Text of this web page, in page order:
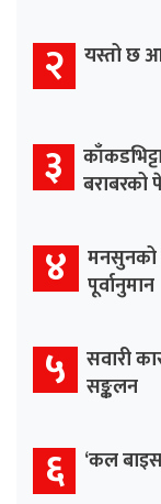
२ यस्तो छ
३ बराबरको
४ मनसुनको
पूर्वानुमान
५ सवारी
सङ्कलन
६ ‘कल